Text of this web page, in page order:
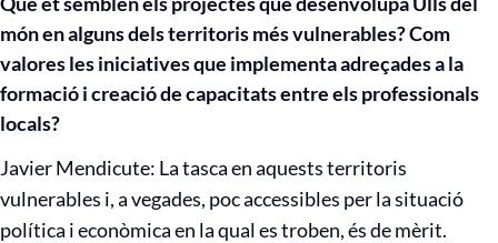
món en alguns dels territoris més vulnerables? Com
valores les iniciatives que implementa adreçades a la
formació i creació de capacitats entre els professionals
locals?
Javier Mendicute: La tasca en aquests territoris
vulnerables i, a vegades, poc accessibles per la situació
política i econòmica en la qual es troben, és de mèrit.